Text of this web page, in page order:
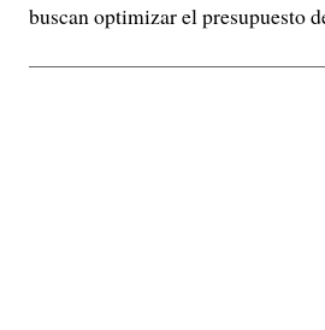
buscan optimizar el presupuesto